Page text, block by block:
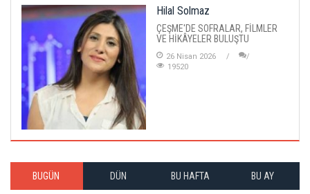
Hilal Solmaz
ÇEŞME'DE SOFRALAR, FİLMLER
VE HİKÂYELER BULUŞTU
26 Nisan 2026
19520
BUGÜN DÜN BU HAFTA BU AY